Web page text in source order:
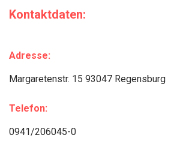
Kontaktdaten:
Adresse:
Margaretenstr. 15 93047 Regensburg
Telefon:
0941/206045-0